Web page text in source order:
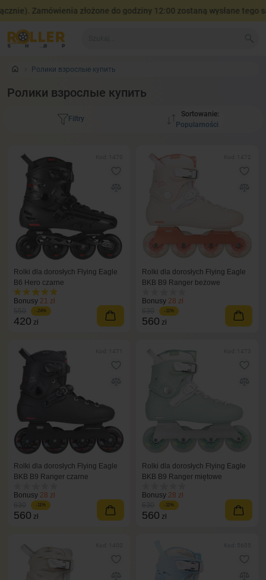
Zamówienia złożone do godziny 12:00 zostaną wysłane tego
Ролики взрослые купить
Ролики взрослые купить
Filtry
Sortowanie:
Rolki dla dorosłych Flying Eagle
B6 Hero czarne
Bonusy 21 zł
-24%
420 zł
Rolki dla dorosłych Flying Eagle
BKB B9 Ranger beżowe
Bonusy 28 zł
-11%
560 zł
Rolki dla dorosłych Flying Eagle
BKB B9 Ranger czarne
Bonusy 28 zł
-11%
560 zł
Rolki dla dorosłych Flying Eagle
BKB B9 Ranger miętowe
Bonusy 28 zł
-11%
560 zł